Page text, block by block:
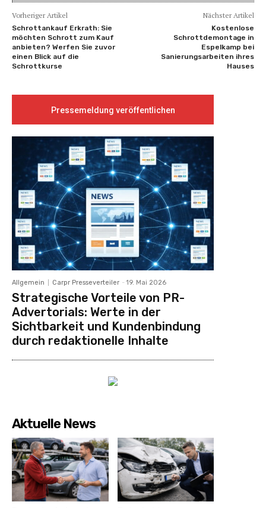
Vorheriger Artikel
Schrottankauf Erkrath: Sie
möchten Schrott zum Kauf
anbieten? Werfen Sie zuvor
einen Blick auf die
Schrottkurse
Nächster Artikel
Kostenlose
Schrottdemontage in
Espelkamp bei
Sanierungsarbeiten ihres
Hauses
Pressemeldung veröffentlichen
Allgemein Carpr Presseverteiler - 19. Mai 2026
Strategische Vorteile von PR-
Advertorials: Werte in der
Sichtbarkeit und Kundenbindung
durch redaktionelle Inhalte
Aktuelle News